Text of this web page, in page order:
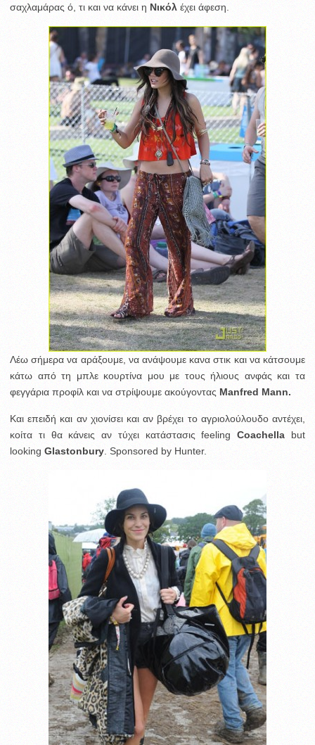
σαχλαμάρας ό, τι και να κάνει η Νικόλ έχει άφεση.
Λέω σήμερα να αράξουμε, να ανάψουμε κανα στικ και να κάτσουμε
κάτω από τη μπλε κουρτίνα μου με τους ήλιους ανφάς και τα
φεγγάρια προφίλ και να στρίψουμε ακούγοντας Manfred Mann.
Και επειδή και αν χιονίσει και αν βρέχει το αγριολούλουδο αντέχει,
κοίτα τι θα κάνεις αν τύχει κατάστασις feelingCoachella but
looking Glastonbury . Sponsored by Hunter.